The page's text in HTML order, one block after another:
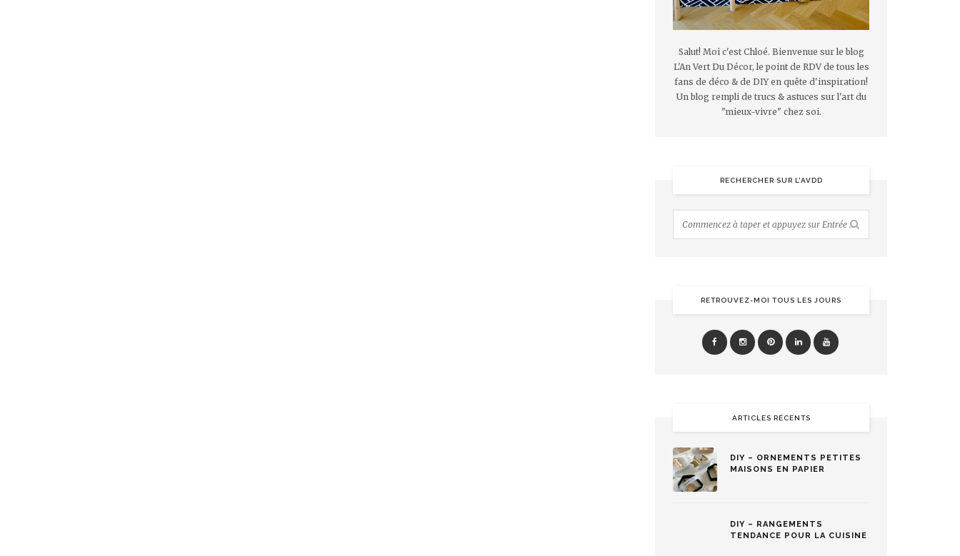
Salut! Moi c'est Chloé. Bienvenue sur le blog
L'An Vert Du Décor, le point de RDV de tous les
fans de déco & de DIY en quête d'inspiration!
Un blog rempli de trucs & astuces sur l'art du
"mieux-vivre" chez soi.
RECHERCHER SUR L’AVDD
RETROUVEZ-MOI TOUS LES JOURS
ARTICLES RÉCENTS
DIY – ORNEMENTS PETITES
MAISONS EN PAPIER
DIY – RANGEMENTS
TENDANCE POUR LA CUISINE